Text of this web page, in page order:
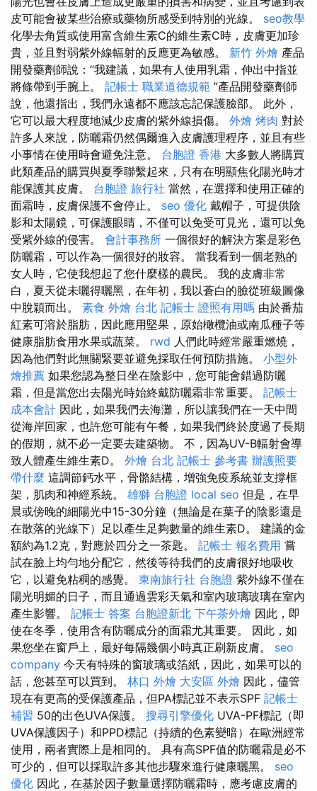
皮可能會被某些治療或藥物所感受到特別的光線。 seo教學
化學去角質或使用富含維生素C的維生素C時，皮膚更加珍
貴，並且對弱紫外線輻射的反應更為敏感。 新竹 外燴 產品
開發藥劑師說：“我建議，如果有人使用乳霜，伸出中指並
將條帶到手腕上。 記帳士 職業道德規範 ”產品開發藥劑師
說，他還指出，我們永遠都不應該忘記保護臉部。 此外，
它可以最大程度地減少皮膚的紫外線損傷。 外燴 烤肉 對於
許多人來說，防曬霜仍然偶爾進入皮膚護理程序，並且有些
小事情在使用時會避免注意。 台胞證 香港 大多數人將購買
此類產品的購買與夏季聯繫起來，只有在明顯焦化陽光時才
能保護其皮膚。 台胞證 旅行社 當然，在選擇和使用正確的
面霜時，皮膚保護不會停止。 seo 優化 戴帽子，可提供陰
影和太陽鏡，可保護眼睛，不僅可以免受可見光，還可以免
受紫外線的侵害。 會計事務所 一個很好的解決方案是彩色
防曬霜，可以作為一個很好的妝容。 當我看到一個老熟的
女人時，它使我想起了您什麼樣的農民。 我的皮膚非常
白，夏天從未曬得曬黑，在年初，我以蒼白的臉從班級圖像
中脫穎而出。 素食 外燴 台北 記帳士 證照有用嗎 由於番茄
紅素可溶於脂肪，因此應用堅果，原始橄欖油或南瓜種子等
健康脂肪食用水果或蔬菜。 rwd 人們此時經常嚴重燃燒，
因為他們對此無關緊要並避免採取任何預防措施。 小型外
燴推薦 如果您認為整日坐在陰影中，您可能會錯過防曬
霜，但是當您出去陽光時始終戴防曬霜非常重要。 記帳士
成本會計 因此，如果我們去海灘，所以讓我們在一天中間
從海岸回家，也許您可​​能有午餐，如果我們終於度過了長期
的假期，就不必一定要去建築物。 不，因為UV-B輻射會導
致人體產生維生素D。 外燴 台北 記帳士 參考書 辦護照要
帶什麼 這調節鈣水平，骨骼結構，增強免疫系統並支撐框
架，肌肉和神經系統。 雄獅 台胞證 local seo 但是，在早
晨或傍晚的細陽光中15-30分鐘（無論是在葉子的陰影還是
在散落的光線下）足以產生足夠數量的維生素D。 建議的金
額約為1.2克，對應於四分之一茶匙。 記帳士 報名費用 嘗
試在臉上均勻地分配它，然後等待我們的皮膚很好地吸收
它，以避免粘稠的感覺。 東南旅行社 台胞證 紫外線不僅在
陽光明媚的日子，而且通過雲彩天氣和室內玻璃玻璃在室內
產生影響。 記帳士 答案 台胞證新北 下午茶外燴 因此，即
使在冬季，使用含有防曬成分的面霜尤其重要。 因此，如
果您坐在窗戶上，最好每隔幾個小時真正刷新皮膚。 seo
company 今天有特殊的窗玻璃或箔紙，因此，如果可以的
話，您甚至可以買到。 林口 外燴 大安區 外燴 因此，儘管
現在有更高的受保護產品，但PA標記並不表示SPF 記帳士
補習 50的出色UVA保護。 搜尋引擎優化 UVA-PF標記（即
UVA保護因子）和PPD標記（持續的色素變暗）在歐洲經常
使用，兩者實際上是相同的。 具有高SPF值的防曬霜是必不
可少的，但可以採取許多其他步驟來進行健康曬黑。 seo
優化 因此，在基於因子數量選擇防曬霜時，應考慮皮膚的